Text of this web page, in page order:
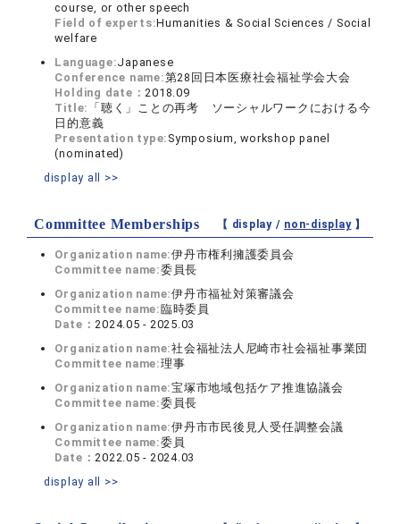
course, or other speech
Field of experts:Humanities & Social Sciences / Social
welfare
Language:Japanese
Conference name:第28回日本医療社会福祉学会大会
Holding date：2018.09
Title: 「聴く」ことの再考 ソーシャルワークにおける今
日的意義
Presentation type: Symposium, workshop panel
(nominated)
display all >>
Committee Memberships 【 display / non-display】
Organization name:伊丹市権利擁護委員会
Committee name:委員長
Organization name:伊丹市福祉対策審議会
Committee name:臨時委員
Date：2024.05 - 2025.03
Organization name:社会福祉法人尼崎市社会福祉事業団
Committee name:理事
Organization name:宝塚市地域包括ケア推進協議会
Committee name:委員長
Organization name:伊丹市市民後見人受任調整会議
Committee name:委員
Date：2022.05 - 2024.03
display all >>